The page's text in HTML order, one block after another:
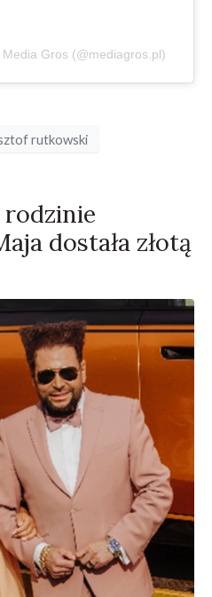
Gros (@mediagros.pl)
rutkowski
dostała złotą